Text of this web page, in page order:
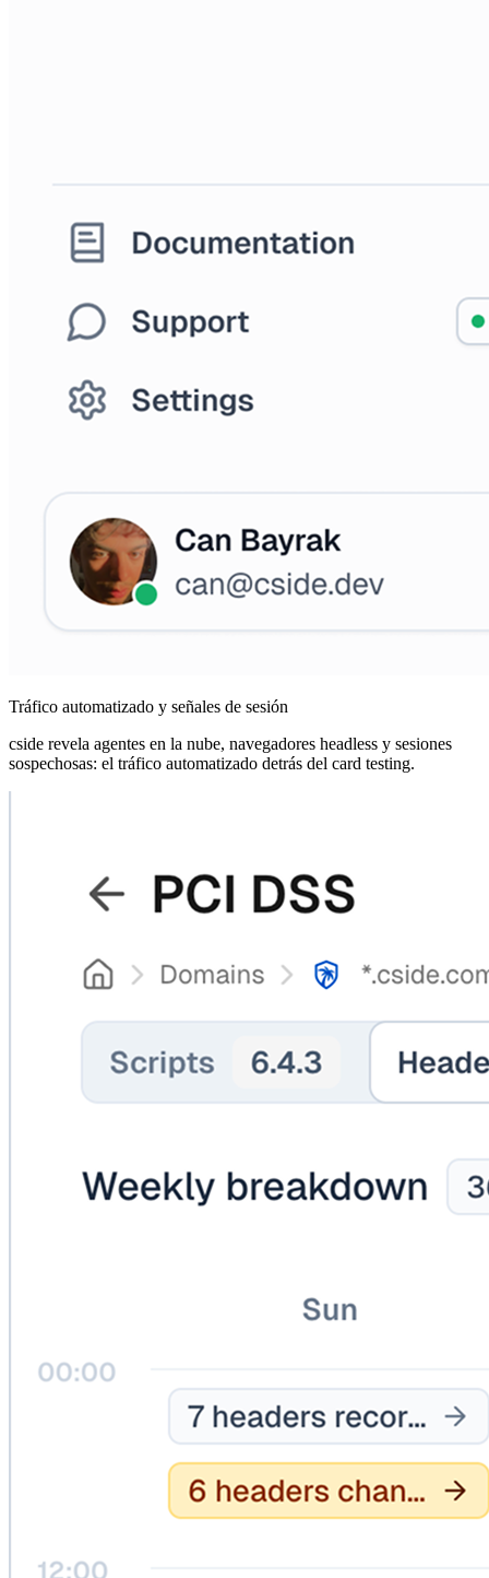
Tráfico automatizado y señales de sesión
cside revela agentes en la nube, navegadores headless y sesiones
sospechosas: el tráfico automatizado detrás del card testing.